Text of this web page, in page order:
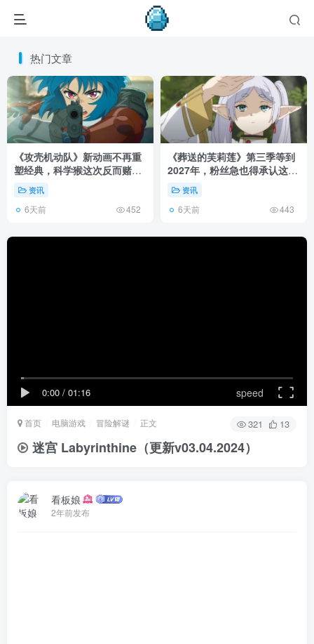
热门文章
《攻壳机动队》新动画不再重
塑经典，科学猴这次反而赌对
了！资讯
6天前 452
《葬送的芙莉莲》第三季等到
2027年，粉丝急也得承认这次
慢得有道理！
资讯
6天前 443
0:00 / 01:16 speed
首页 电脑游戏 冒险解谜 正文 321 13
迷宫 Labyrinthine（更新v03.04.2024）
看板娘
2年前发布